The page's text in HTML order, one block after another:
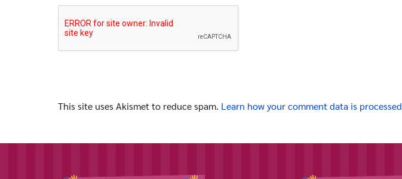
This site uses Akismet to reduce spam. Learn how your comment data is processed